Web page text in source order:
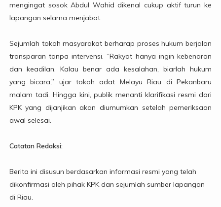
mengingat sosok Abdul Wahid dikenal cukup aktif turun ke
lapangan selama menjabat.
Sejumlah tokoh masyarakat berharap proses hukum berjalan
transparan tanpa intervensi. “Rakyat hanya ingin kebenaran
dan keadilan. Kalau benar ada kesalahan, biarlah hukum
yang bicara,” ujar tokoh adat Melayu Riau di Pekanbaru
malam tadi. Hingga kini, publik menanti klarifikasi resmi dari
KPK yang dijanjikan akan diumumkan setelah pemeriksaan
awal selesai.
Catatan Redaksi:
Berita ini disusun berdasarkan informasi resmi yang telah
dikonfirmasi oleh pihak KPK dan sejumlah sumber lapangan
di Riau.